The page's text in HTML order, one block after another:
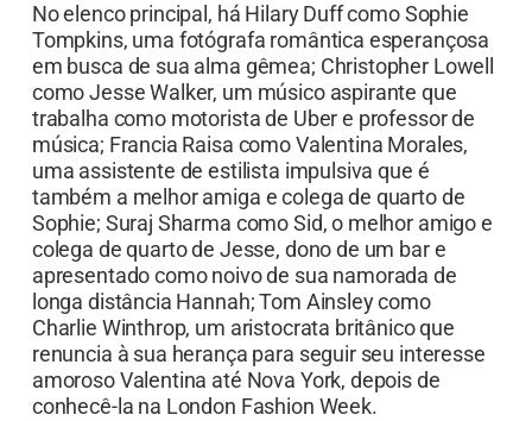
No elenco principal, há Hilary Duff como Sophie
Tompkins, uma fotógrafa romântica esperançosa
em busca de sua alma gêmea; Christopher Lowell
como Jesse Walker, um músico aspirante que
trabalha como motorista de Uber e professor de
música; Francia Raisa como Valentina Morales,
uma assistente de estilista impulsiva que é
também a melhor amiga e colega de quarto de
Sophie; Suraj Sharma como Sid, o melhor amigo e
colega de quarto de Jesse, dono de um bar e
apresentado como noivo de sua namorada de
longa distância Hannah; Tom Ainsley como
Charlie Winthrop, um aristocrata britânico que
renuncia à sua herança para seguir seu interesse
amoroso Valentina até Nova York, depois de
conhecê-la na London Fashion Week.